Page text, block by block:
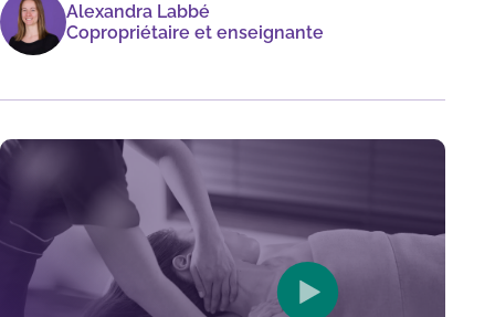
Alexandra Labbé
Copropriétaire et enseignante